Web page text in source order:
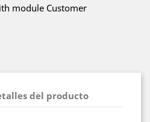
module Customer
del producto